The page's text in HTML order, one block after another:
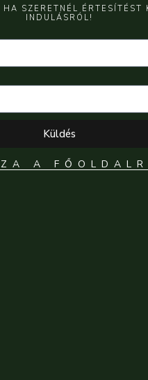
SZERETNÉL ÉRTESÍTÉST
INDULÁSRÓL!
Küldés
A